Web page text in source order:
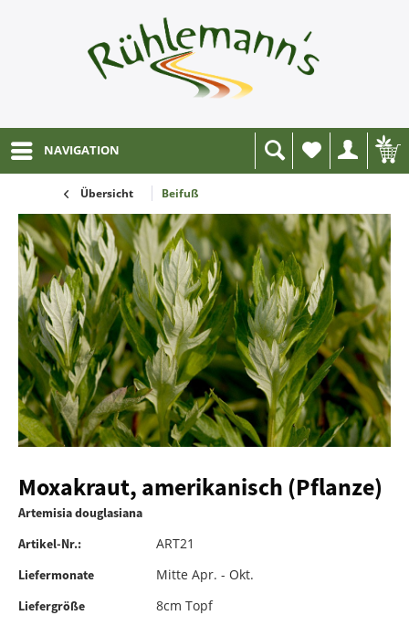
NAVIGATION
Wunschliste
Übersicht Beifuß
Moxakraut, amerikanisch (Pflanze)
Artemisia douglasiana
Artikel-Nr.:
ART21
Liefermonate Mitte Apr. - Okt.
Liefergröße 8cm Topf